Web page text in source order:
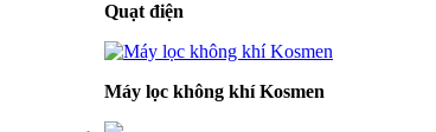
Quạt điện
Máy lọc không khí Kosmen